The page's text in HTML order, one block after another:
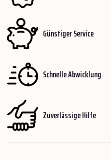
Günstiger Service
Schnelle Abwicklung
Zuverlässige Hilfe